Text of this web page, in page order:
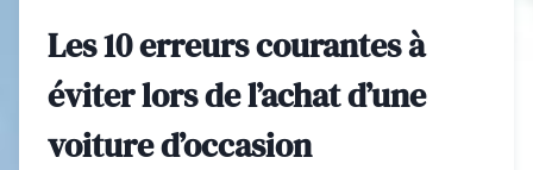
Les 10 erreurs courantes à
éviter lors de l’achat d’une
voiture d’occasion